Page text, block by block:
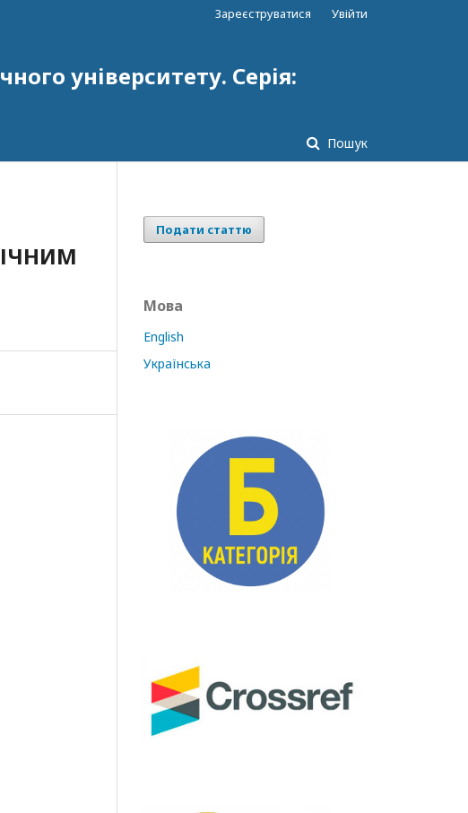
університету. Серія:
Пошук
Зареєструватися Увійти
Подати статтю
Мова
English
Українська